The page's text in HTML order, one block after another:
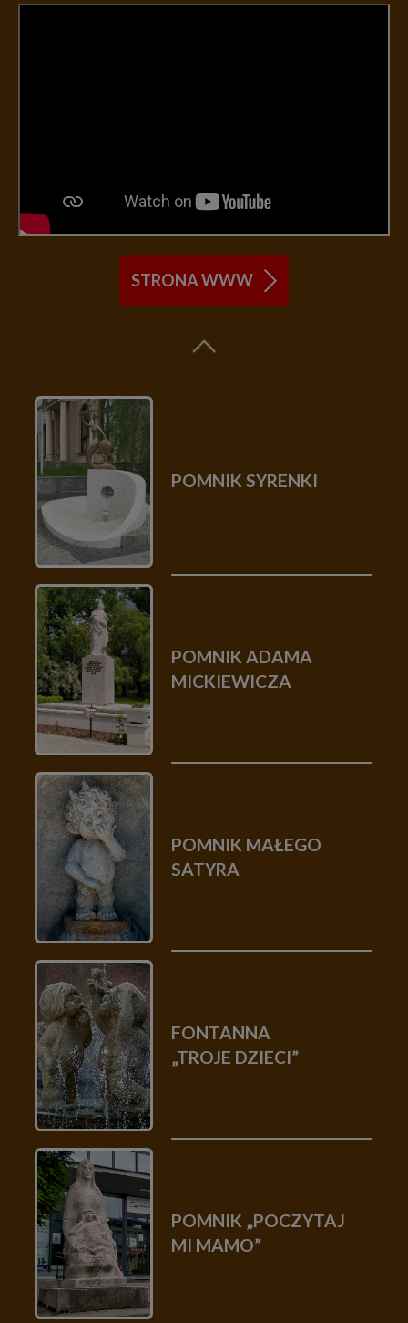
STRONA WWW
POMNIK SYRENKI
POMNIK ADAMA
MICKIEWICZA
POMNIK MAŁEGO
SATYRA
FONTANNA
„TROJE DZIECI”
POMNIK „POCZYTAJ
MI MAMO”